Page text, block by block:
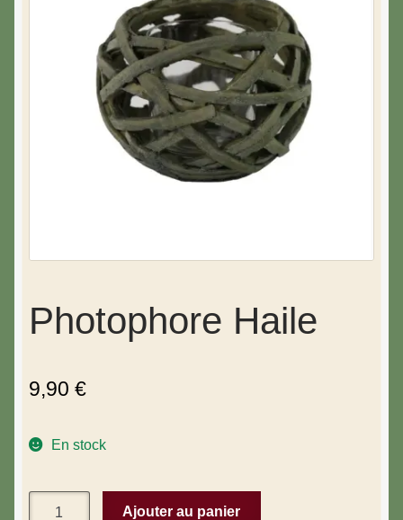
Blog & Hygge
Photophore Haile
9,90 €
En stock
Ajouter au panier